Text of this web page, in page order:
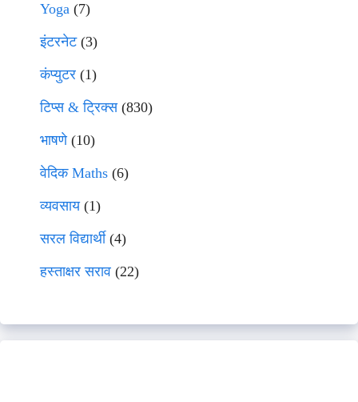
Yoga (7)
इंटरनेट(3)
कंप्युटर (1)
टिप्स & ट्रिक्स(830)
भाषणे(10)
वेदिक Maths (6)
व्यवसाय(1)
सरल विद्यार्थी(4)
हस्ताक्षर सराव (22)